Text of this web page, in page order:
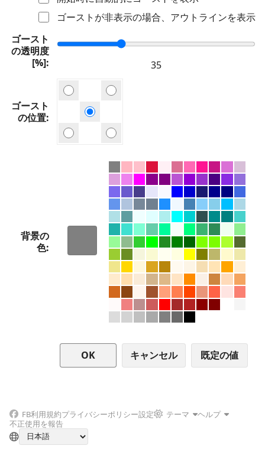
ゴーストが非表示の場合、アウトラインを表示
ゴースト
の透明度
[%]
ゴースト
の位置
背景の
色
キャンセル
FB利用規約プライバシーポリシー設定 テーマ
ヘルプ
不正使用を報告